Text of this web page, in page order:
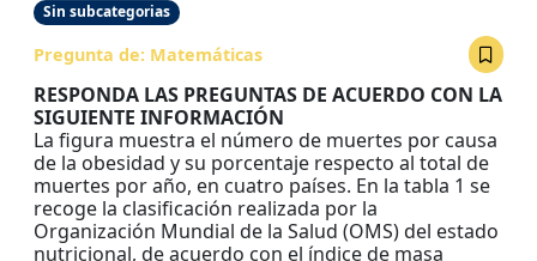
Sin subcategorias
Pregunta de: Matemáticas
RESPONDA LAS PREGUNTAS DE ACUERDO CON LA
SIGUIENTE INFORMACIÓN
La figura muestra el número de muertes por causa
de la obesidad y su porcentaje respecto al total de
muertes por año, en cuatro países. En la tabla 1 se
recoge la clasificación realizada por la
Organización Mundial de la Salud (OMS) del estado
nutricional, de acuerdo con el índice de masa